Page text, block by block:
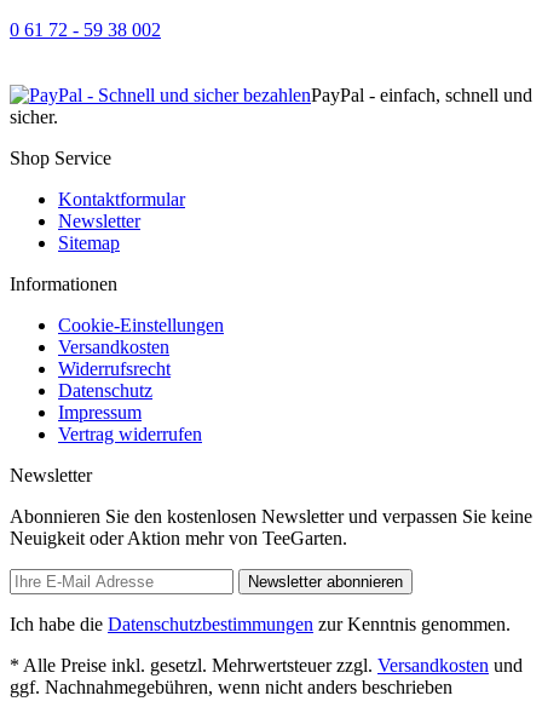
0 61 72 - 59 38 002
PayPal - einfach, schnell und
sicher.
Shop Service
Kontaktformular
Newsletter
Sitemap
Informationen
Cookie-Einstellungen
Versandkosten
Widerrufsrecht
Datenschutz
Impressum
Vertrag widerrufen
Newsletter
Abonnieren Sie den kostenlosen Newsletter und verpassen Sie keine
Neuigkeit oder Aktion mehr von TeeGarten.
Newsletter abonnieren
Ich habe die Datenschutzbestimmungen zur Kenntnis genommen.
* Alle Preise inkl. gesetzl. Mehrwertsteuer zzgl. Versandkosten und
ggf. Nachnahmegebühren, wenn nicht anders beschrieben